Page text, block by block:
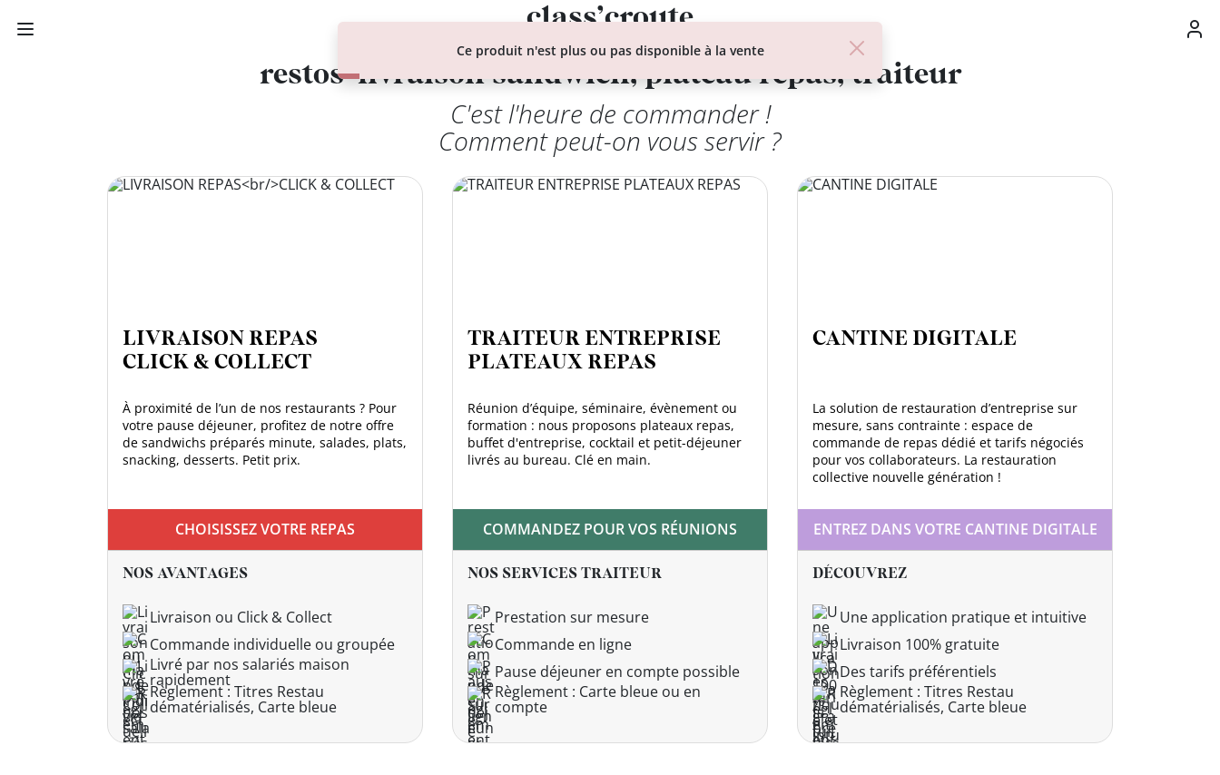
class’croute
Des recettes préparées chaque matin, juste à côté, depuis 1987
restos-livraison sandwich, plateau repas, traiteur
C'est l'heure de commander !
Comment peut-on vous servir ?
LIVRAISON REPAS
CLICK & COLLECT
À proximité de l’un de nos restaurants ? Pour
votre pause déjeuner, profitez de notre offre
de sandwichs préparés minute, salades, plats,
snacking, desserts. Petit prix.
CHOISISSEZ VOTRE REPAS
NOS AVANTAGES
Livraison ou Click & Collect
Commande individuelle ou groupée
Livré par nos salariés maison
rapidement
Règlement : Titres Restau
dématérialisés, Carte bleue
TRAITEUR ENTREPRISE
PLATEAUX REPAS
Réunion d’équipe, séminaire, évènement ou
formation : nous proposons plateaux repas,
buffet d'entreprise, cocktail et petit-déjeuner
livrés au bureau. Clé en main.
COMMANDEZ POUR VOS RÉUNIONS
NOS SERVICES TRAITEUR
Prestation sur mesure
Commande en ligne
Pause déjeuner en compte possible
Règlement : Carte bleue ou en
compte
CANTINE DIGITALE
La solution de restauration d’entreprise sur
mesure, sans contrainte : espace de
commande de repas dédié et tarifs négociés
pour vos collaborateurs. La restauration
collective nouvelle génération !
ENTREZ DANS VOTRE CANTINE DIGITALE
DÉCOUVREZ
Une application pratique et intuitive
Livraison 100% gratuite
Des tarifs préférentiels
Règlement : Titres Restau
dématérialisés, Carte bleue
Ce produit n'est plus ou pas disponible à la vente